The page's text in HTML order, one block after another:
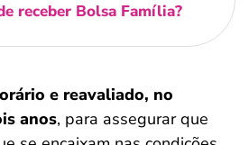
receber Bolsa Família?
e reavaliado, no
anos, para assegurar que